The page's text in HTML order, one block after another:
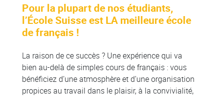
Pour la plupart de nos étudiants,
l’École Suisse est LA meilleure école
de français !
La raison de ce succès ? Une expérience qui va
bien au-delà de simples cours de français : vous
bénéficiez d’une atmosphère et d’une organisation
propices au travail dans le plaisir, à la convivialité,